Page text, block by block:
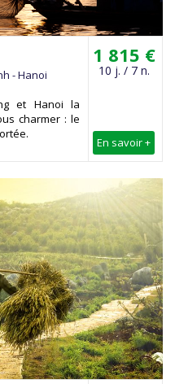
1 815 €
10 j. / 7 n.
En savoir +
- Hanoi
et Hanoi la
charmer : le